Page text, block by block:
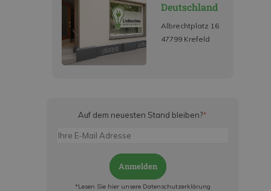
Deutschland
Albrechtplatz 16
47799 Krefeld
Auf dem neuesten Stand bleiben?*
Anmelden
*Lesen Sie hier unsere Datenschutzerklärung